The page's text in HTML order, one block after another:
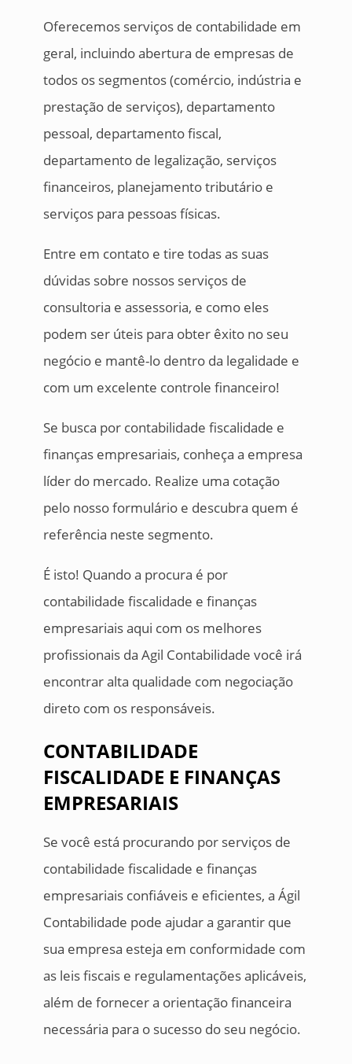
Oferecemos serviços de contabilidade em
geral, incluindo abertura de empresas de
todos os segmentos (comércio, indústria e
prestação de serviços), departamento
pessoal, departamento fiscal,
departamento de legalização, serviços
financeiros, planejamento tributário e
serviços para pessoas físicas.
Entre em contato e tire todas as suas
dúvidas sobre nossos serviços de
consultoria e assessoria, e como eles
podem ser úteis para obter êxito no seu
negócio e mantê-lo dentro da legalidade e
com um excelente controle financeiro!
Se busca por contabilidade fiscalidade e
finanças empresariais, conheça a empresa
líder do mercado. Realize uma cotação
pelo nosso formulário e descubra quem é
referência neste segmento.
É isto! Quando a procura é por
contabilidade fiscalidade e finanças
empresariais aqui com os melhores
profissionais da Agil Contabilidade você irá
encontrar alta qualidade com negociação
direto com os responsáveis.
CONTABILIDADE
FISCALIDADE E FINANÇAS
EMPRESARIAIS
Se você está procurando por serviços de
contabilidade fiscalidade e finanças
empresariais confiáveis e eficientes, a Ágil
Contabilidade pode ajudar a garantir que
sua empresa esteja em conformidade com
as leis fiscais e regulamentações aplicáveis,
além de fornecer a orientação financeira
necessária para o sucesso do seu negócio.